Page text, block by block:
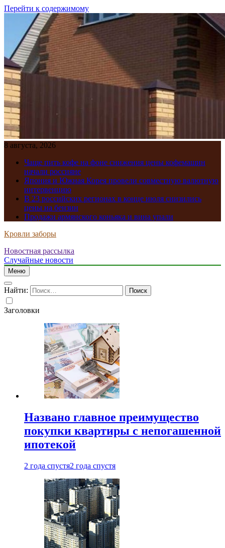
Перейти к содержимому
8 августа, 2026
Чаще пить кофе на фоне снижения цены кофемашин
начали россияне
Япония и Южная Корея провели совместную валютную
интервенцию
В 23 российских регионах в конце июля снизились
цены на бензин
Продажи армянского коньяка и вина упали
Кровли заборы
Новостная рассылка
Случайные новости
Меню
Найти:
Заголовки
Названо главное преимущество
покупки квартиры с непогашенной
ипотекой
2 года спустя2 года спустя